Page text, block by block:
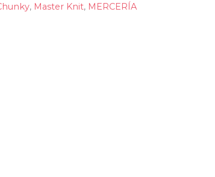
, Master Knit, MERCERÍA